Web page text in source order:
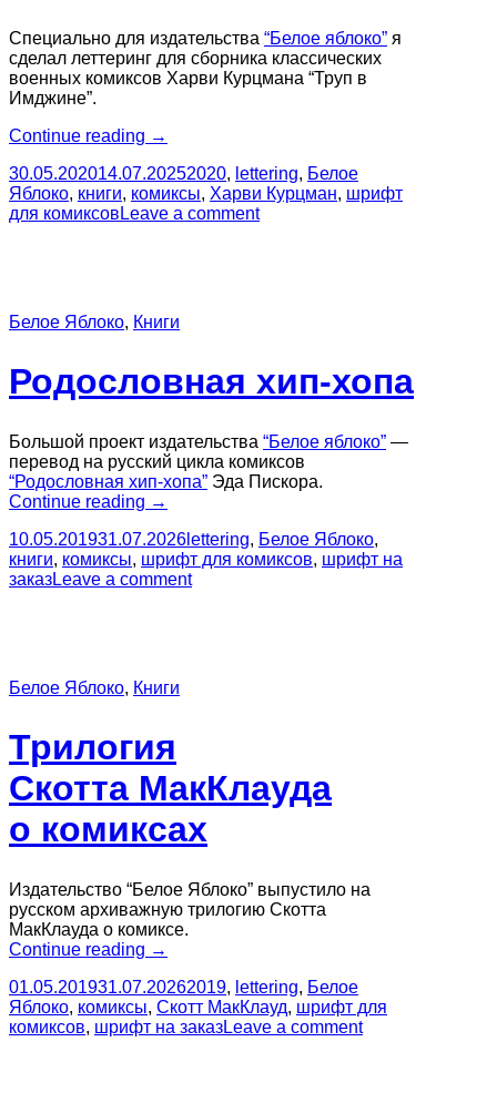
Специально для издательства “Белое яблоко” я
сделал леттеринг для сборника классических
военных комиксов Харви Курцмана “Труп в
Имджине”.
Continue reading “Леттеринг
книги
комиксов
“Труп в Имджине””
→
30.05.202014.07.20252020, lettering, Белое
Яблоко, книги, комиксы, Харви Курцман, шрифт
для комиксов Leave a comment
Белое Яблоко, Книги
Родословная хип-хопа
Большой проект издательства “Белое яблоко” —
перевод на русский цикла комиксов
“Родословная хип-хопа” Эда Пискора.
Continue reading “Родословная
хопа”
→
10.05.201931.07.2026 lettering, Белое Яблоко,
книги, комиксы, шрифт для комиксов, шрифт на
заказLeave a comment
Белое Яблоко, Книги
Трилогия
Скотта МакКлауда
о комиксах
Издательство “Белое Яблоко” выпустило на
русском архиважную трилогию Скотта
МакКлауда о комиксе.
Continue reading “Трилогия
о комиксах”
→
01.05.201931.07.20262019, lettering, Белое
Яблоко, комиксы, Скотт МакКлауд, шрифт для
комиксов, шрифт на заказLeave a comment